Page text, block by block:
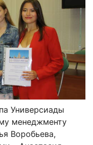
Универсиады
менеджменту
Воробьева,